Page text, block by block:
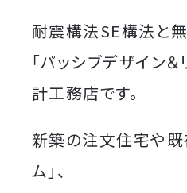
耐震構法SE構法と
「パッシブデザイン
計工務店です。
新築の注文住宅や既
ム」、